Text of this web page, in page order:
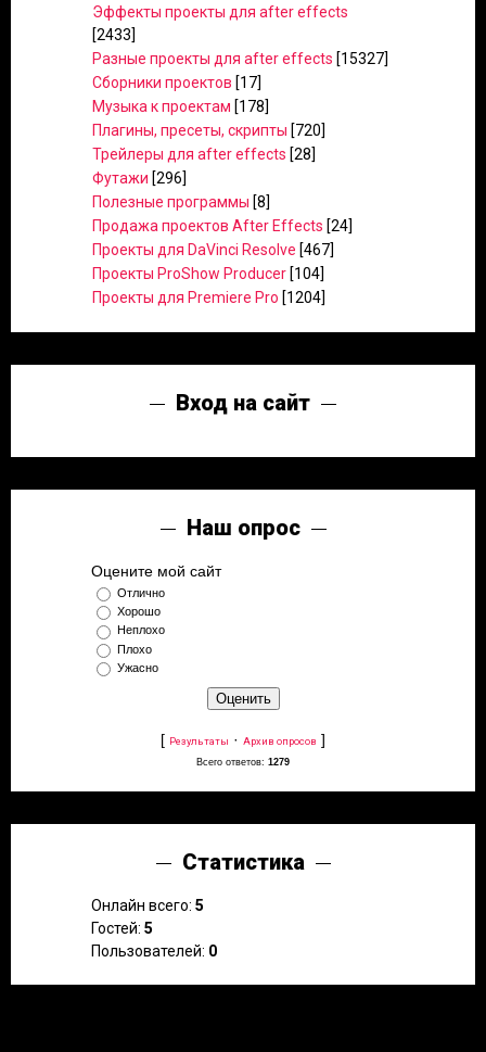
Эффекты проекты для after effects
[2433]
Разные проекты для after effects [15327]
Сборники проектов [17]
Музыка к проектам [178]
Плагины, пресеты, скрипты [720]
Трейлеры для after effects [28]
Футажи [296]
Полезные программы [8]
Продажа проектов After Effects [24]
Проекты для DaVinci Resolve [467]
Проекты ProShow Producer [104]
Проекты для Premiere Pro [1204]
Вход на сайт
Наш опрос
Оцените мой сайт
Отлично
Хорошо
Неплохо
Плохо
Ужасно
[ Результаты · Архив опросов ]
Всего ответов: 1279
Статистика
Онлайн всего: 5
Гостей: 5
Пользователей: 0